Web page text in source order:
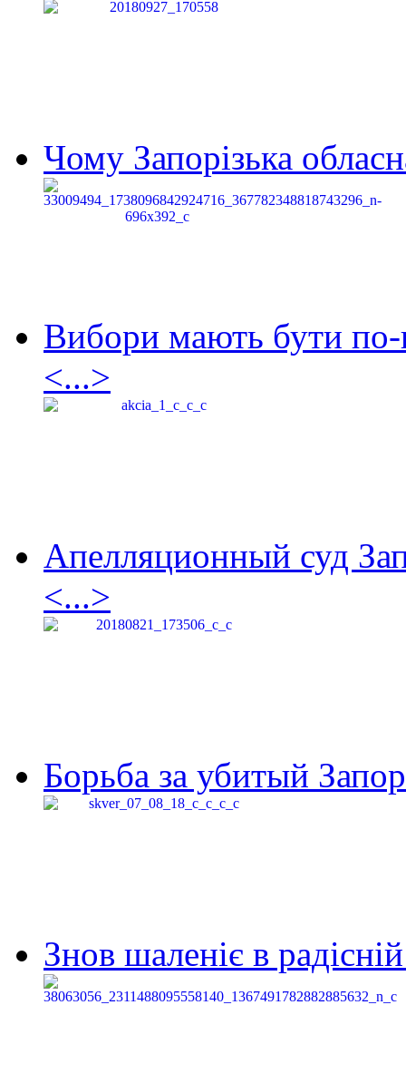
Чому Запорізька
Вибори мають бути по-
<...>
Апелляционный суд
<...>
Борьба за убитый
Знов шаленіє в